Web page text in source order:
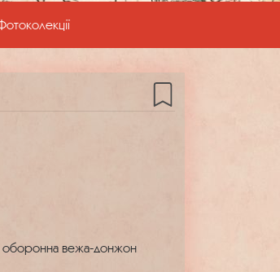
оборонна вежа-донжон